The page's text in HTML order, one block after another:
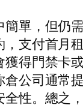
單，但仍
支付首月
得門禁卡
公司通常
性。總之